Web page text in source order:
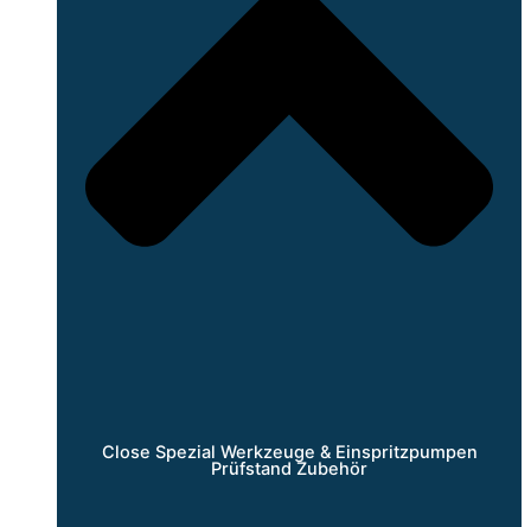
Close Spezial Werkzeuge & Einspritzpumpen
Prüfstand Zubehör